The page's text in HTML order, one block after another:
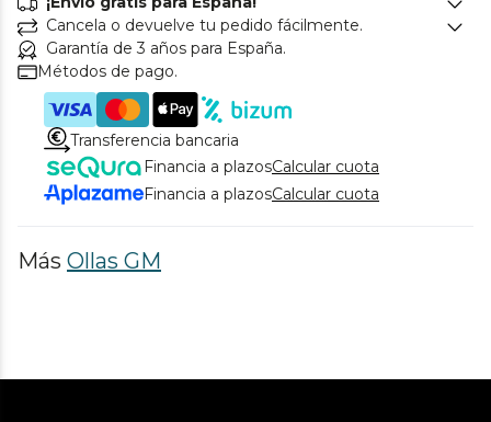
Cancela o devuelve tu pedido fácilmente.
Garantía de 3 años para España.
Métodos de pago.
Transferencia bancaria
Financia a plazosCalcular cuota
Financia a plazosCalcular cuota
Más Ollas GM